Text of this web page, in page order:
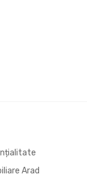
Arad